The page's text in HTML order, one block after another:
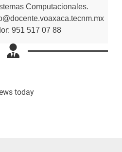
Computacionales.
951 517 07 88
today